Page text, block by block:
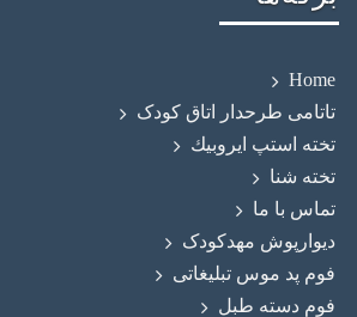
Home
تاتامی طرحدار اتاق کودک
تخته استپ ايروبيك
تخته شنا
تماس با ما
دیوارپوش مهدکودک
فوم پد موس تبلیغاتی
فوم دسته طبل